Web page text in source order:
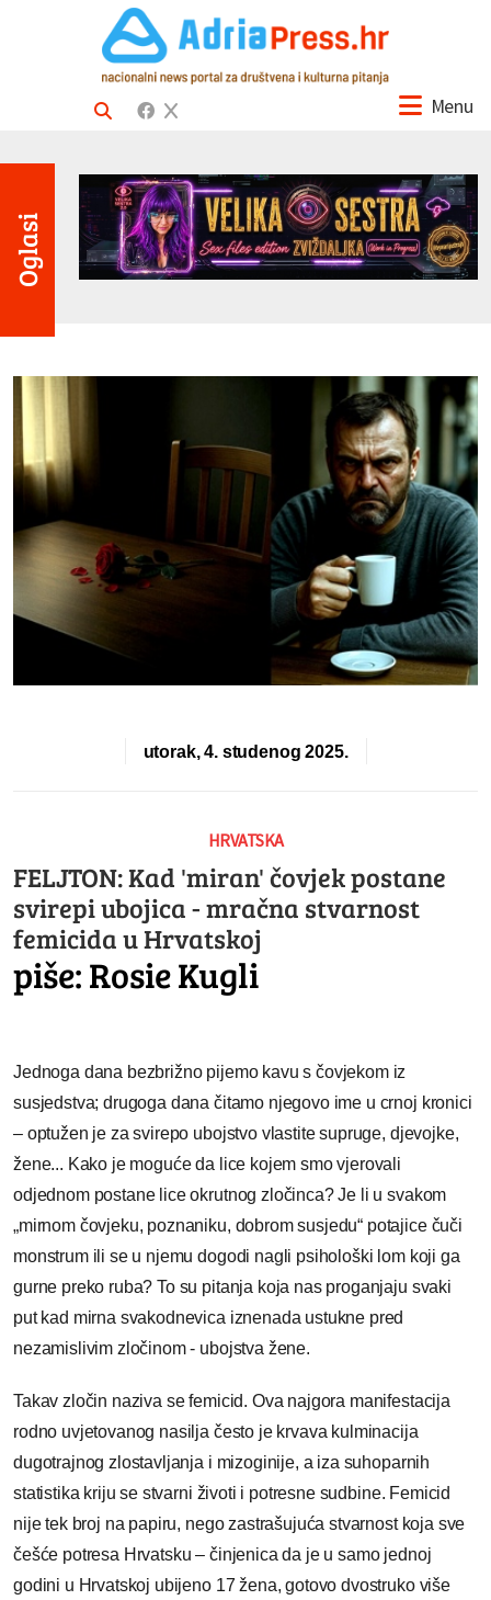
Menu
Oglasi
utorak, 4. studenog 2025.
HRVATSKA
FELJTON: Kad 'miran' čovjek postane
svirepi ubojica - mračna stvarnost
femicida u Hrvatskoj
piše: Rosie Kugli
Jednoga dana bezbrižno pijemo kavu s čovjekom iz
susjedstva; drugoga dana čitamo njegovo ime u crnoj kronici
– optužen je za svirepo ubojstvo vlastite supruge, djevojke,
žene... Kako je moguće da lice kojem smo vjerovali
odjednom postane lice okrutnog zločinca? Je li u svakom
„mirnom čovjeku, poznaniku, dobrom susjedu“ potajice čuči
monstrum ili se u njemu dogodi nagli psihološki lom koji ga
gurne preko ruba? To su pitanja koja nas proganjaju svaki
put kad mirna svakodnevica iznenada ustukne pred
nezamislivim zločinom - ubojstva žene.
Takav zločin naziva se femicid. Ova najgora manifestacija
rodno uvjetovanog nasilja često je krvava kulminacija
dugotrajnog zlostavljanja i mizoginije, a iza suhoparnih
statistika kriju se stvarni životi i potresne sudbine. Femicid
nije tek broj na papiru, nego zastrašujuća stvarnost koja sve
češće potresa Hrvatsku – činjenica da je u samo jednoj
godini u Hrvatskoj ubijeno 17 žena, gotovo dvostruko više